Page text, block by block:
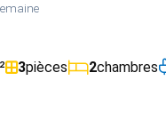
3pièces 2chambres